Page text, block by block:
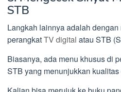
STB
Langkah lainnya adalah
perangkatTV digital atau STB
Biasanya, ada menu khusus di
STB yang menunjukkan